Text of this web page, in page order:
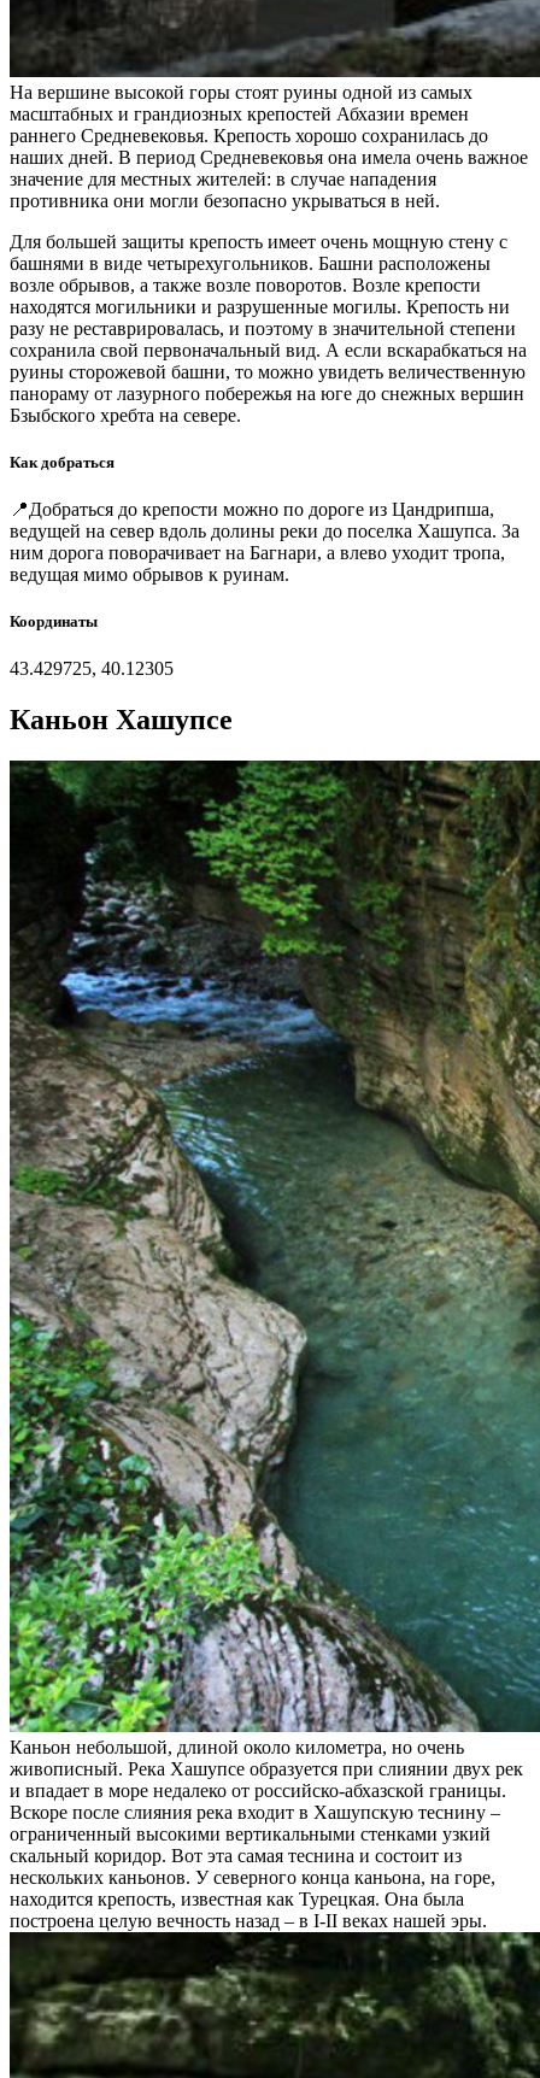
На вершине высокой горы стоят руины одной из самых
масштабных и грандиозных крепостей Абхазии времен
раннего Средневековья. Крепость хорошо сохранилась до
наших дней. В период Средневековья она имела очень важное
значение для местных жителей: в случае нападения
противника они могли безопасно укрываться в ней.
Для большей защиты крепость имеет очень мощную стену с
башнями в виде четырехугольников. Башни расположены
возле обрывов, а также возле поворотов. Возле крепости
находятся могильники и разрушенные могилы. Крепость ни
разу не реставрировалась, и поэтому в значительной степени
сохранила свой первоначальный вид. А если вскарабкаться на
руины сторожевой башни, то можно увидеть величественную
панораму от лазурного побережья на юге до снежных вершин
Бзыбского хребта на севере.
Как добраться
📍Добраться до крепости можно по дороге из Цандрипша,
ведущей на север вдоль долины реки до поселка Хашупса. За
ним дорога поворачивает на Багнари, а влево уходит тропа,
ведущая мимо обрывов к руинам.
Координаты
43.429725, 40.12305
Каньон Хашупсе
Каньон небольшой, длиной около километра, но очень
живописный. Река Хашупсе образуется при слиянии двух рек
и впадает в море недалеко от российско-абхазской границы.
Вскоре после слияния река входит в Хашупскую теснину –
ограниченный высокими вертикальными стенками узкий
скальный коридор. Вот эта самая теснина и состоит из
нескольких каньонов. У северного конца каньона, на горе,
находится крепость, известная как Турецкая. Она была
построена целую вечность назад – в I-II веках нашей эры.